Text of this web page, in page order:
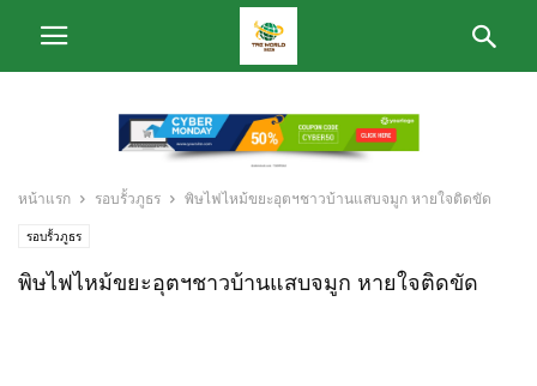
หน้าแรก รอบรั้วภูธร พิษไฟไหม้ขยะอุตฯชาวบ้านแสบจมูก หายใจติดขัด
รอบรั้วภูธร
พิษไฟไหม้ขยะอุตฯชาวบ้านแสบจมูก หายใจติดขัด